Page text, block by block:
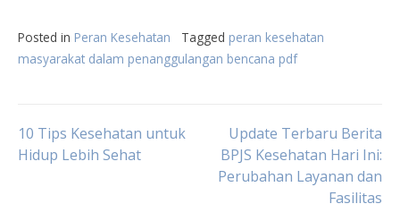
Posted in Peran Kesehatan Tagged peran kesehatan
masyarakat dalam penanggulangan bencana pdf
Post
10 Tips Kesehatan untuk
Hidup Lebih Sehat
Update Terbaru Berita
BPJS Kesehatan Hari Ini:
Perubahan Layanan dan
Fasilitas